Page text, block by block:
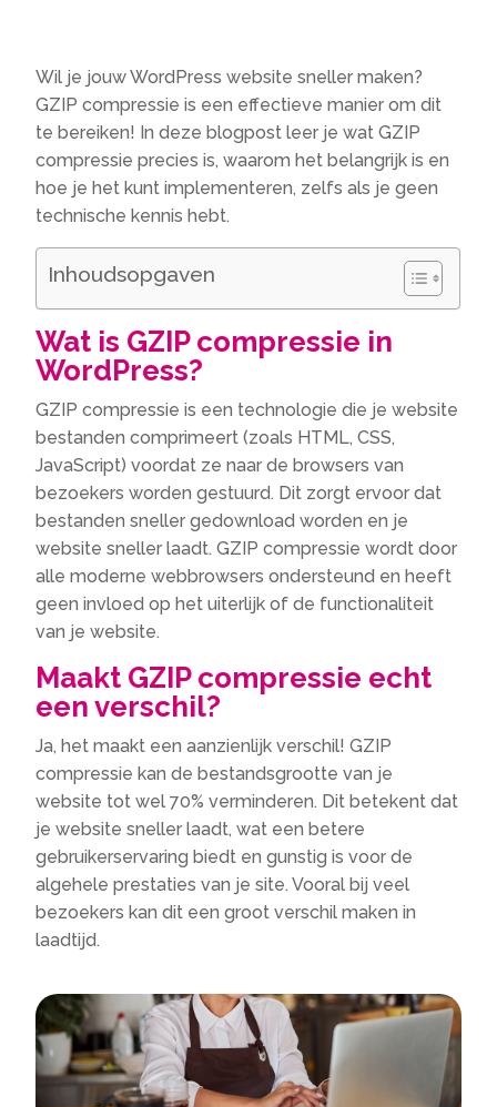
Wil je jouw WordPress website sneller maken?
GZIP compressie is een effectieve manier om dit
te bereiken! In deze blogpost leer je wat GZIP
compressie precies is, waarom het belangrijk is en
hoe je het kunt implementeren, zelfs als je geen
technische kennis hebt.
Inhoudsopgaven
Wat is GZIP compressie in
WordPress?
GZIP compressie is een technologie die je website
bestanden comprimeert (zoals HTML, CSS,
JavaScript) voordat ze naar de browsers van
bezoekers worden gestuurd. Dit zorgt ervoor dat
bestanden sneller gedownload worden en je
website sneller laadt. GZIP compressie wordt door
alle moderne webbrowsers ondersteund en heeft
geen invloed op het uiterlijk of de functionaliteit
van je website.
Maakt GZIP compressie echt
een verschil?
Ja, het maakt een aanzienlijk verschil! GZIP
compressie kan de bestandsgrootte van je
website tot wel 70% verminderen. Dit betekent dat
je website sneller laadt, wat een betere
gebruikerservaring biedt en gunstig is voor de
algehele prestaties van je site. Vooral bij veel
bezoekers kan dit een groot verschil maken in
laadtijd.